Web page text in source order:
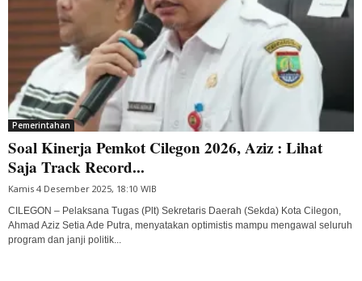
Pemerintahan
Soal Kinerja Pemkot Cilegon 2026, Aziz : Lihat
Saja Track Record...
Kamis 4 Desember 2025, 18:10 WIB
CILEGON – Pelaksana Tugas (Plt) Sekretaris Daerah (Sekda) Kota Cilegon,
Ahmad Aziz Setia Ade Putra, menyatakan optimistis mampu mengawal seluruh
program dan janji politik...